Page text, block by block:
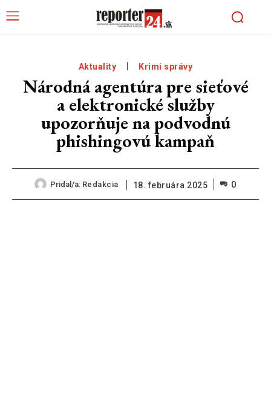
Aktuality Krimi správy
Národná agentúra pre sieťové
a elektronické služby
upozorňuje na podvodnú
phishingovú kampaň
Pridal/a: Redakcia 18. februára 2025 0